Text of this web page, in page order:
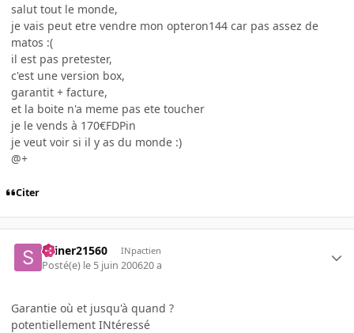
salut tout le monde,
je vais peut etre vendre mon opteron144 car pas assez de
matos :(
il est pas pretester,
c'est une version box,
garantit + facture,
et la boite n'a meme pas ete toucher
je le vends à 170€FDPin
je veut voir si il y as du monde :)
@+
Citer
skiner21560 INpactien
Posté(e) le 5 juin 200620 a
Garantie où et jusqu'à quand ?
potentiellement INtéressé